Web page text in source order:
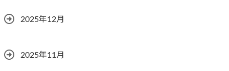
2025年12月
2025年11月